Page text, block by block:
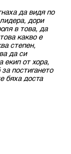
да видя по
дори
в това, да
какво е
степен,
да си
екип от хора,
постигането
бяха доста